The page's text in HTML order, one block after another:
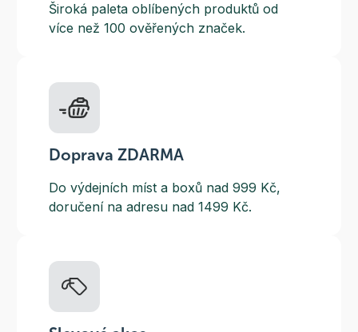
Široká paleta oblíbených produktů od
více než 100 ověřených značek.
Doprava ZDARMA
Do výdejních míst a boxů nad 999 Kč,
doručení na adresu nad 1499 Kč.